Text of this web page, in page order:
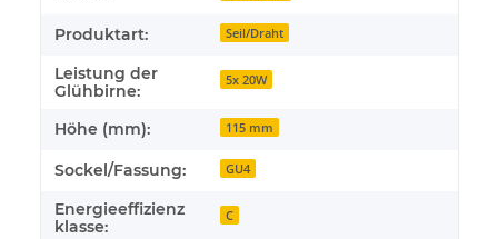
Produktart: Seil/Draht
Leistung der
Glühbirne:
5x 20W
Höhe (mm): 115 mm
Sockel/Fassung: GU4
Energieeffizienz
klasse:
C